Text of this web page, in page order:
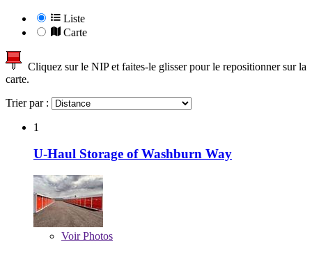
Liste
Carte
Cliquez sur le NIP et faites-le glisser pour le repositionner sur la
carte.
Trier par :
1
U-Haul Storage of Washburn Way
VoirPhotos